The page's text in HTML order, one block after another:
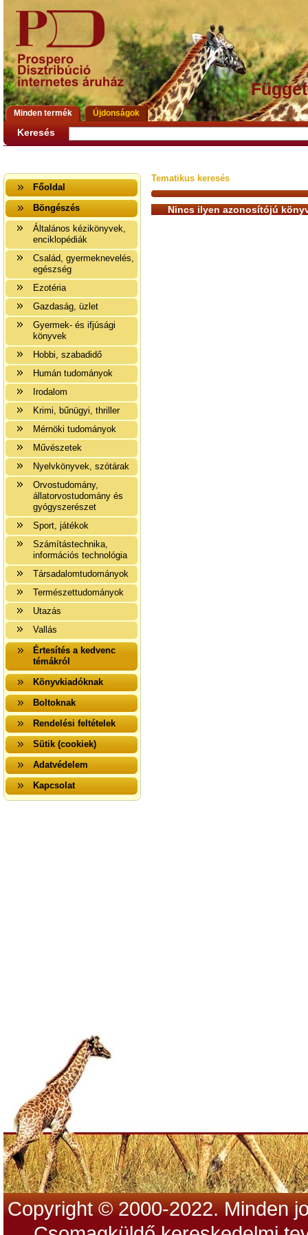
Minden termék Újdonságok
Keresés
Főoldal
Böngészés
Általános kézikönyvek,
enciklopédiák
Család, gyermeknevelés,
egészség
Ezotéria
Gazdaság, üzlet
Gyermek- és ifjúsági
könyvek
Hobbi, szabadidő
Humán tudományok
Irodalom
Krimi, bűnügyi, thriller
Mérnöki tudományok
Művészetek
Nyelvkönyvek, szótárak
Orvostudomány,
állatorvostudomány és
gyógyszerészet
Sport, játékok
Számítástechnika,
információs technológia
Társadalomtudományok
Természettudományok
Utazás
Vallás
Értesítés a kedvenc
témákról
Könyvkiadóknak
Boltoknak
Rendelési feltételek
Sütik (cookiek)
Adatvédelem
Kapcsolat
Tematikus keresés
Nincs ilyen azonosítójú
Copyright © 2000-2022. Minden